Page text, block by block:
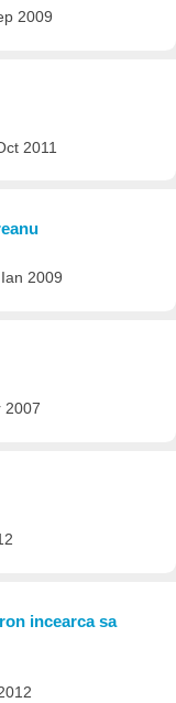
2009
2011
2009
2007
incearca sa